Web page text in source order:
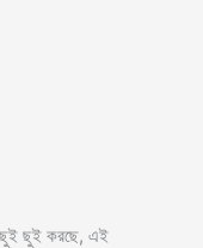
ছুই ছুই করছে, এই